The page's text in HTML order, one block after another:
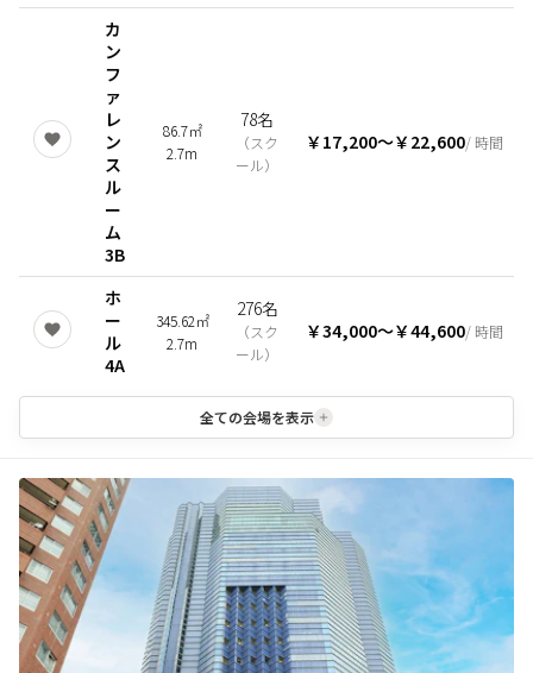
カ
ン
フ
ァ
レ
ン
ス
ル
ー
ム
3B
86.7㎡
2.7m
78名
（スク
ール）
￥17,200〜￥22,600/ 時間
ホ
ー
ル
4A
345.62㎡
2.7m
276名
（スク
ール）
￥34,000〜￥44,600/ 時間
全ての会場を表示